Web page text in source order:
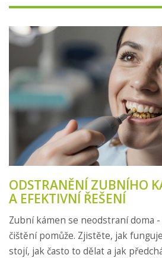
ODSTRANĚNÍ ZUBNÍHO
A EFEKTIVNÍ ŘEŠENÍ
Zubní kámen se neodstraní doma
čištění pomůže. Zjistěte, jak
stojí, jak často to dělat a jak